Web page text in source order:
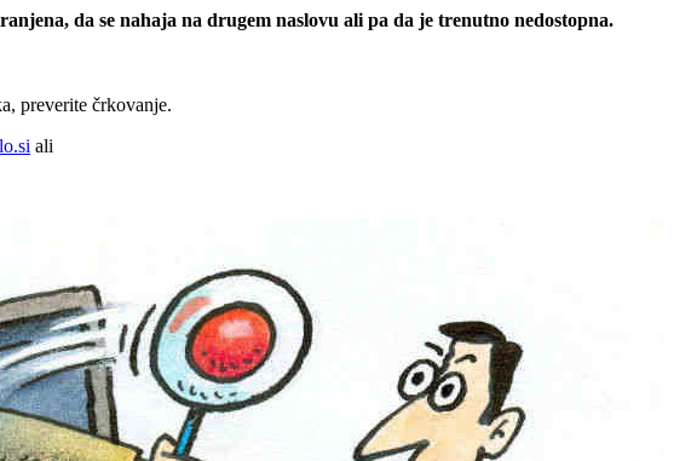
da se nahaja na drugem naslovu ali pa da je trenutno nedostopna.
preverite črkovanje.
ali